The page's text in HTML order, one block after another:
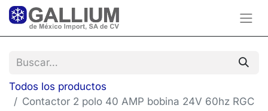
Todos los productos
Contactor 2 polo 40 AMP bobina 24V 60hz RGC